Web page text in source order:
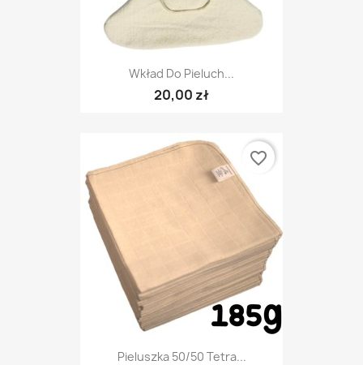
Wkład Do Pieluch...
20,00 zł
Pieluszka 50/50 Tetra...
favorite_border